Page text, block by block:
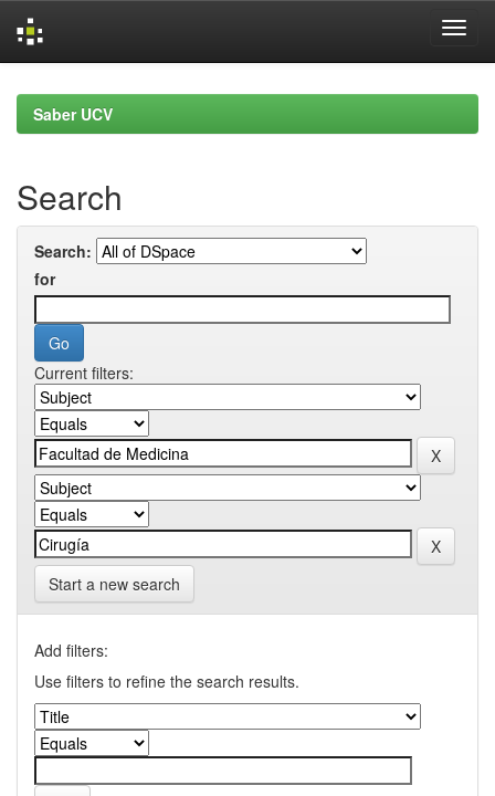
navigationSaber UCV
Search
Search:
for
Current filters:
Start a new search
Add filters:
Use filters to refine the search results.